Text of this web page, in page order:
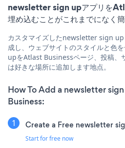
newsletter sign upアプリを
埋め込むことがこれまでになく
カスタマイズしたnewsletter sign
成し、ウェブサイトのスタイルと色
upをAtlast Businessページ、投稿、
は好きな場所に追加します地点。
How To Add a newsletter
Business:
Create a Free newsletter
Start for free now